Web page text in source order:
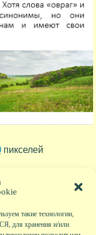
такие технологии,
для хранения и/или
пикселей